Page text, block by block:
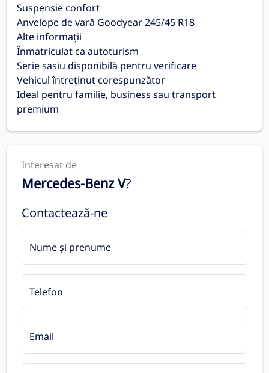
Suspensie confort
Anvelope de vară Goodyear 245/45 R18
Alte informații
Înmatriculat ca autoturism
Serie șasiu disponibilă pentru verificare
Vehicul întreținut corespunzător
Ideal pentru familie, business sau transport
premium
Interesat de
Mercedes-Benz V?
Contactează-ne
Nume și prenume
Telefon
Email